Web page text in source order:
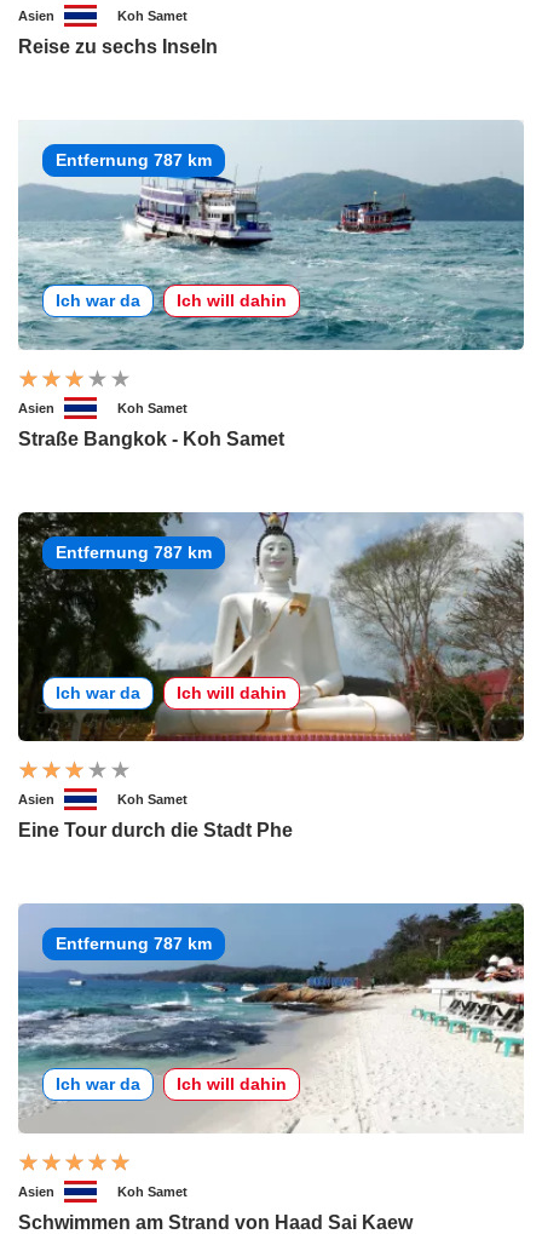
Asien Koh Samet
Reise zu sechs Inseln
Entfernung 787 km
Ich war da Ich will dahin
Asien Koh Samet
Straße Bangkok - Koh Samet
Entfernung 787 km
Ich war da Ich will dahin
Asien Koh Samet
Eine Tour durch die Stadt Phe
Entfernung 787 km
Ich war da Ich will dahin
Asien Koh Samet
Schwimmen am Strand von Haad Sai Kaew